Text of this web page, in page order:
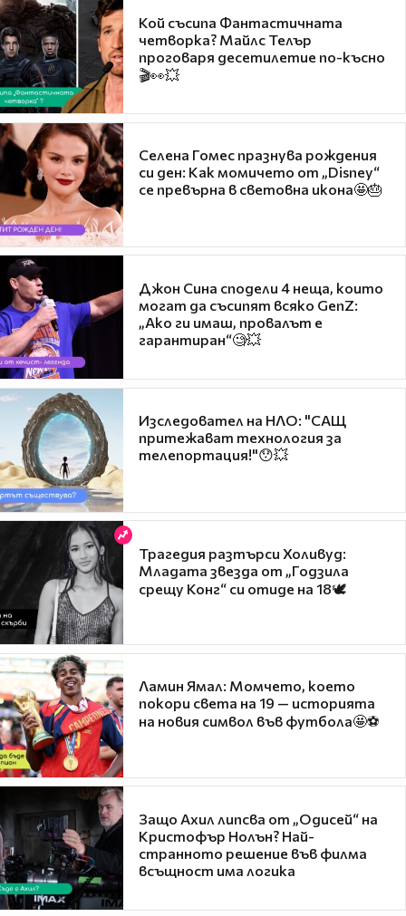
Кой съсипа Фантастичната
четворка? Майлс Телър
проговаря десетилетие по-късно
🎬👀💥
Селена Гомес празнува рождения
си ден: Как момичето от „Disney“
се превърна в световна икона🤩🎂
Джон Сина сподели 4 неща, които
могат да съсипят всяко GenZ:
„Ако ги имаш, провалът е
гарантиран“🧐💥
Изследовател на НЛО: "САЩ
притежават технология за
телепортация!"😯💥
Трагедия разтърси Холивуд:
Младата звезда от „Годзила
срещу Конг“ си отиде на 18🕊️
Ламин Ямал: Момчето, което
покори света на 19 — историята
на новия символ във футбола🤩⚽
Защо Ахил липсва от „Одисей“ на
Кристофър Нолън? Най-
странното решение във филма
всъщност има логика